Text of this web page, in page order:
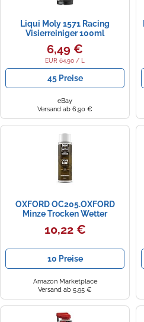
Liqui Moly 1571 Racing
Visierreiniger 100ml
6,49 €
EUR 64,90 / L
45 Preise
eBay
Versand ab 6,90 €
OXFORD OC205.OXFORD
Minze Trocken Wetter
Schmiermittel, 500ml
10,22 €
10 Preise
Amazon Marketplace
Versand ab 5,95 €